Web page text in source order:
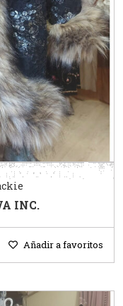
INC.
Añadir a favoritos